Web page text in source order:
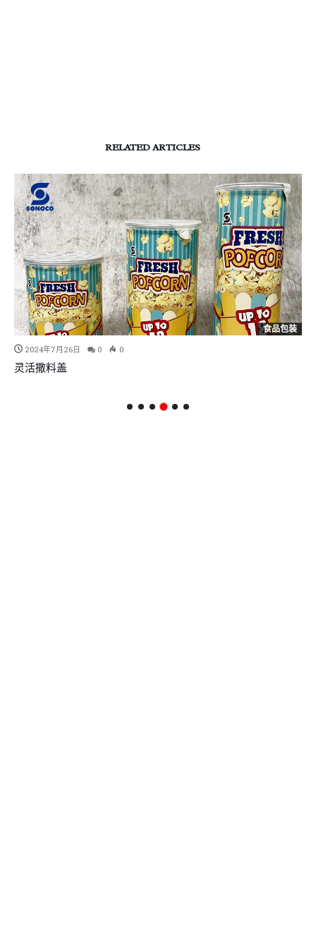
RELATED ARTICLES
食品包装
2024年7月26日 0 0
灵活撒料盖